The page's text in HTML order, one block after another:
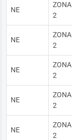
NE
ZONA
2
NE
ZONA
2
NE
ZONA
2
NE
ZONA
2
NE
ZONA
2